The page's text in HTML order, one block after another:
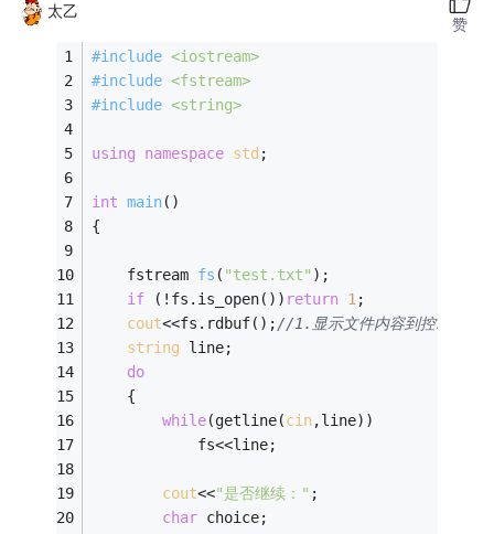
太乙
#include <iostream>
#include <fstream>
#include <string>
using namespace std ;
int main()
{
fstream fs ( "test.txt" ) ;
if (!fs.is_open()) return 1 ;
cout<<fs.rdbuf();//1.显示文件内容到控制台；
string line;
do
    {
while(getline(cin,line))
			fs<<line;
cout<<"是否继续：" ;
char choice;
赞